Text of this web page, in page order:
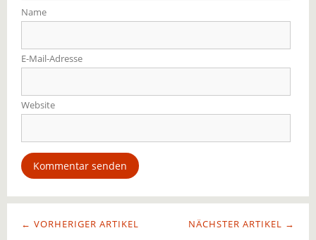
Name
E-Mail-Adresse
Website
NÄCHSTER ARTIKEL →
← VORHERIGER ARTIKEL